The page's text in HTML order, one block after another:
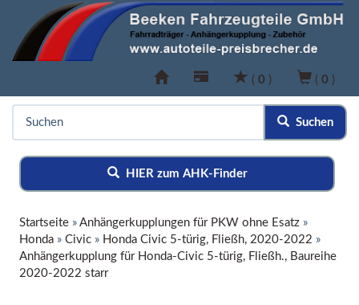
( 0 ) ( 0 )
Suchen
HIER zum AHK-Finder
Startseite » Anhängerkupplungen für PKW ohne Esatz »
Honda » Civic » Honda Civic 5-türig, Fließh, 2020-2022 »
Anhängerkupplung für Honda-Civic 5-türig, Fließh., Baureihe
2020-2022 starr